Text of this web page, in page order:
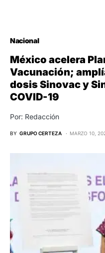
Nacional
México acelera
Vacunación;
dosis Sinovac y
COVID-19
Por: Redacción
BY GRUPO CERTEZA MARZO 10,